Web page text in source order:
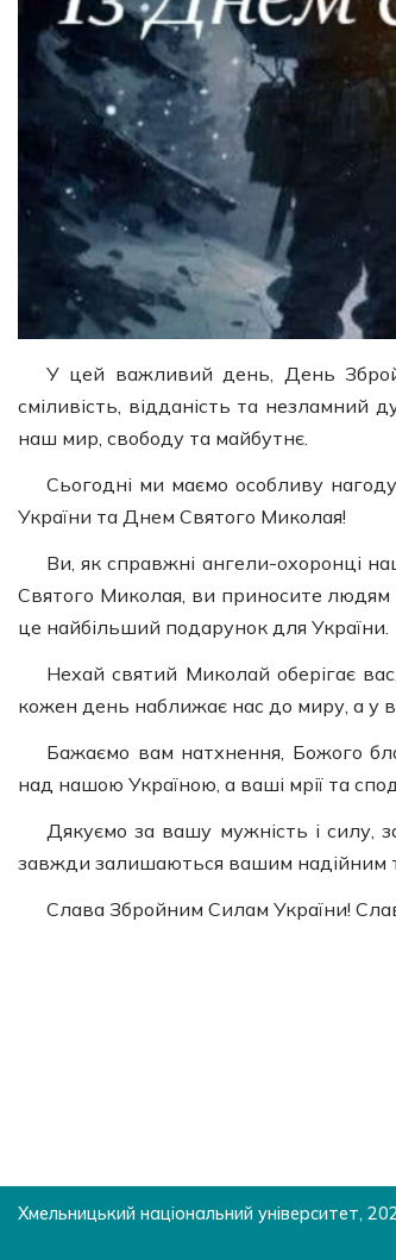
У цей важливий день, День
сміливість, відданість та незламний
наш мир, свободу та майбутнє.
Сьогодні ми маємо особливу
України та Днем Святого Миколая!
Ви, як справжні ангели-охоронці
Святого Миколая, ви приносите людям
це найбільший подарунок для України.
Нехай святий Миколай оберігає
кожен день наближає нас до миру, а у
Бажаємо вам натхнення, Божого
над нашою Україною, а ваші мрії та
Дякуємо за вашу мужність і силу,
завжди залишаються вашим надійним
Слава Збройним Силам України!
Хмельницький національний університет,